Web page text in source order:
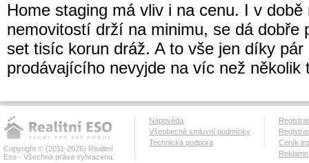
Home staging má vliv i na cenu. I v
nemovitostí drží na minimu, se dá dobře
set tisíc korun dráž. A to vše jen díky
prodávajícího nevyjde na víc než několik
Copyright © (2011-2026) Realitní
Eso - Všechna práva vyhrazena.
Nápověda
Všeobecné smluvní podmínky
Technická podpora
Ceník